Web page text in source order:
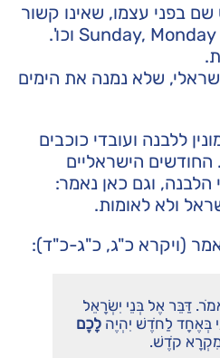
שם בפני עצמו, שאינו קשור
לימים שלפניו ושלאחריו: Sunday, Monday וכו'.
שלא נמנה את הימים
ללבנה ועובדי כוכבים
הישראליים
וגם כאן נאמר:
ולא לאומות.
(ויקרא כ"ג, כ"ג-כ"ד):
דַּבֵּר אֶל בְּנֵי יִשְׂרָאֵל
בְּאֶחָד לַחֹדֶשׁ יִהְיֶה לָכֶם
מִקְרָא קֹדֶשׁ.